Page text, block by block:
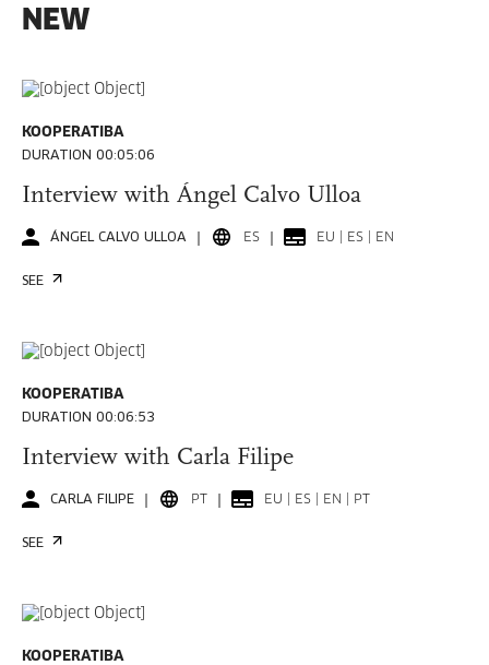
NEW
KOOPERATIBA
DURATION 00:05:06
Interview with Ángel Calvo Ulloa
ÁNGEL CALVO ULLOA ES EU | ES | EN
SEE
KOOPERATIBA
DURATION 00:06:53
Interview with Carla Filipe
CARLA FILIPE PT EU | ES | EN | PT
SEE
KOOPERATIBA